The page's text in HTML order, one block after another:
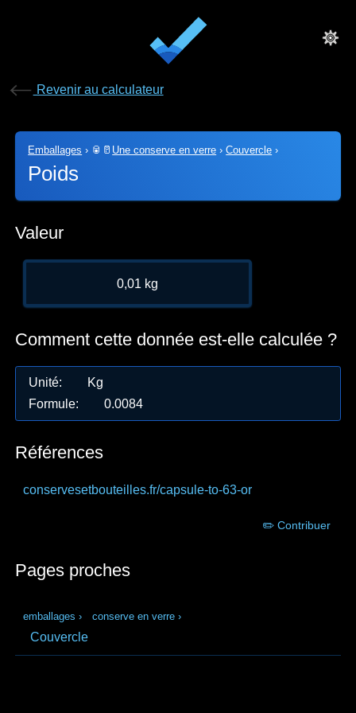
Revenir au calculateur
Emballages › 🥫🥛 Une conserve en verre ›Couvercle ›
Poids
Valeur
0,01 kg
Comment cette donnée est-elle calculée ?
Unité:
Kg
Formule: 0.0084
Références
conservesetbouteilles.fr/capsule-to-63-or
✏️ Contribuer
Pages proches
emballages › conserve en verre ›
Couvercle